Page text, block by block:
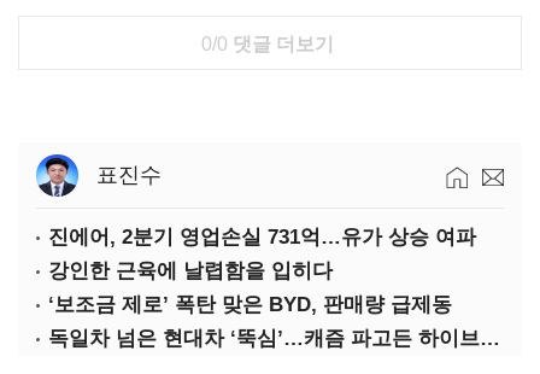
0/0 댓글 더보기
표진수
진에어, 2분기 영업손실 731억…유가 상승 여파
강인한 근육에 날렵함을 입히다
‘보조금 제로’ 폭탄 맞은 BYD, 판매량 급제동
독일차 넘은 현대차 ‘뚝심’…캐즘 파고든 하이브리드 역전극